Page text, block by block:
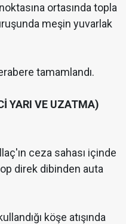
ortasında topla
meşin yuvarlak
tamamlandı.
YARI VE UZATMA)
ceza sahası içinde
direk dibinden auta
köşe atışında